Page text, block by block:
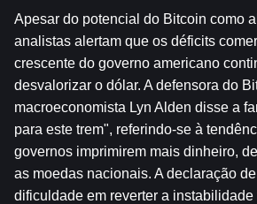
Apesar do potencial do Bitcoin como
analistas alertam que os déficits
crescente do governo americano
desvalorizar o dólar. A defensora do
macroeconomista Lyn Alden disse a
para este trem", referindo-se à
governos imprimirem mais dinheiro,
as moedas nacionais. A declaração
dificuldade em reverter a